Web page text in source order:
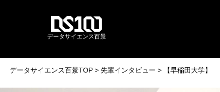
データサイエンス百景
データサイエンス百景TOP 先輩インタビュー 【早稲田大学】